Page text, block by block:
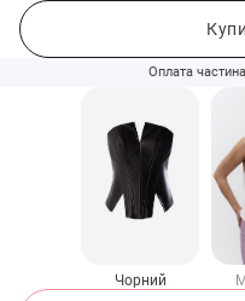
Оплата
Чорний
Чорний шкіряний корсет з